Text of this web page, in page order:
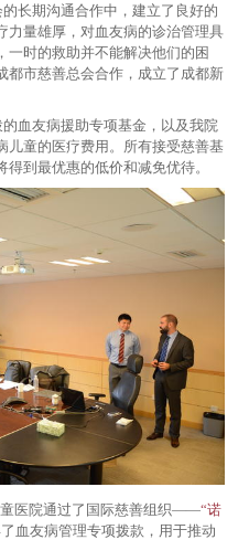
长期沟通合作中，建立了良好的
力量雄厚，对血友病的诊治管理具
一时的救助并不能解决他们的困
都市慈善总会合作，成立了成都新
血友病援助专项基金，以及我院
儿童的医疗费用。所有接受慈善基
到最优惠的低价和减免优待。
医院通过了国际慈善组织——“诺
血友病管理专项拨款，用于推动